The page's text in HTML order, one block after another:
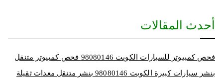
أحدث المقالات
فحص كمبيوتر للسيارات الكويت 98080146‬ فحص كمبيوتر متنقل
بنشر سيارات كبيرة الكويت 98080146‬ بنشر متنقل معدات ثقيلة